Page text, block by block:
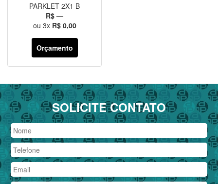
PARKLET 2X1 B
R$ —
ou 3x R$ 0,00
Orçamento
SOLICITE CONTATO